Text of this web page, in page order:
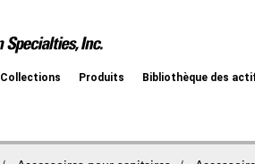
Collections Produits Bibliothèque des